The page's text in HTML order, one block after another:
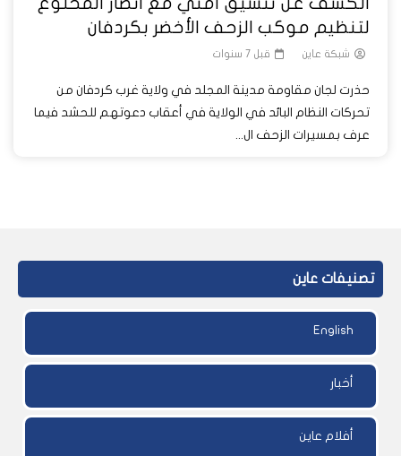
لتنظيم موكب الزحف الأخضر بكردفان
شبكة عاين قبل 7 سنوات
حذرت لجان مقاومة مدينة المجلد في ولاية غرب كردفان من
تحركات النظام البائد في الولاية في أعقاب دعوتهم للحشد فيما
عرف بمسيرات الزحف ال...
تصنيفات عاين
English
أخبار
أفلام عاين